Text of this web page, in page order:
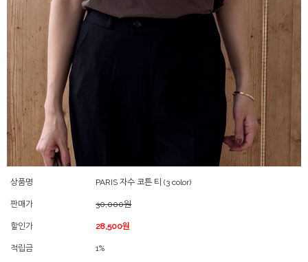
상품명 PARIS 자수 코튼 티 (3 color)
판매가 30,000원
할인가 28,500원
적립금 1%